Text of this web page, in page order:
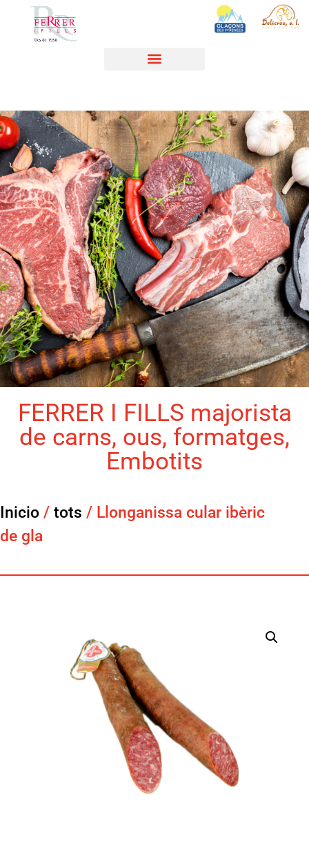
FERRER I FILLS majorista
de carns, ous, formatges,
Embotits
Inicio / tots / Llonganissa cular ibèric
de gla